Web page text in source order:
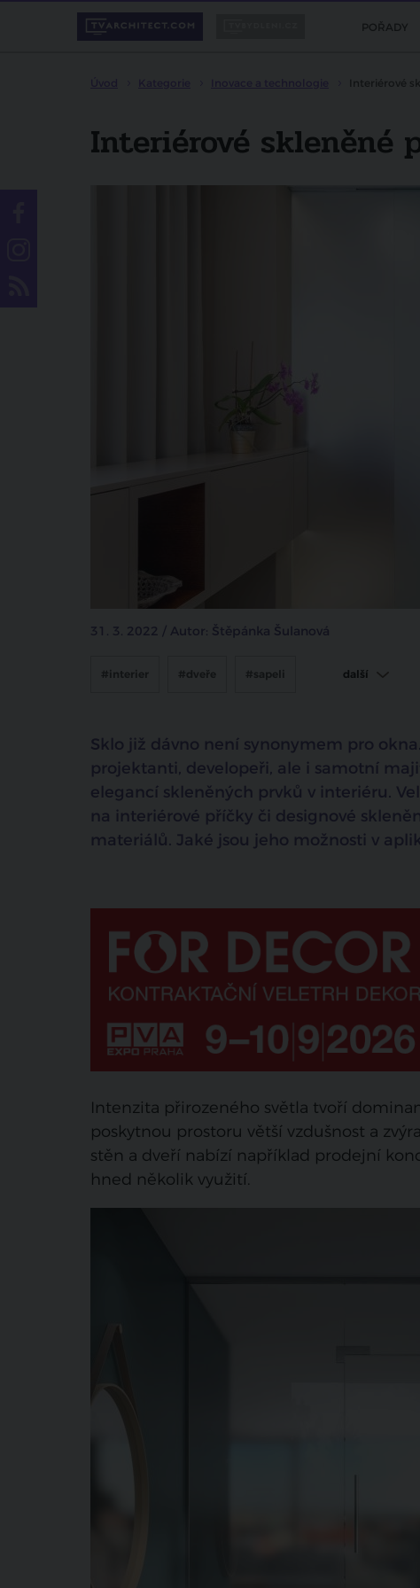
POŘADY
Interiérové
Interiérové skleněné
31. 3. 2022 / Autor: Štěpánka Šulanová
#interier #dveře #sapeli další
Sklo již dávno není synonymem pro
projektanti, developeři, ale i samotní
elegancí skleněných prvků v interiéru.
na interiérové příčky či designové
materiálů. Jaké jsou jeho možnosti v
Intenzita přirozeného světla tvoří
poskytnou prostoru větší vzdušnost a
stěn a dveří nabízí například prodejní
hned několik využití.